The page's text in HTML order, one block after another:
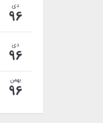
دی
96
دی
96
بهمن
96